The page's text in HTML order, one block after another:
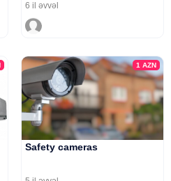
6 il əvvəl
1 AZN
Safety cameras